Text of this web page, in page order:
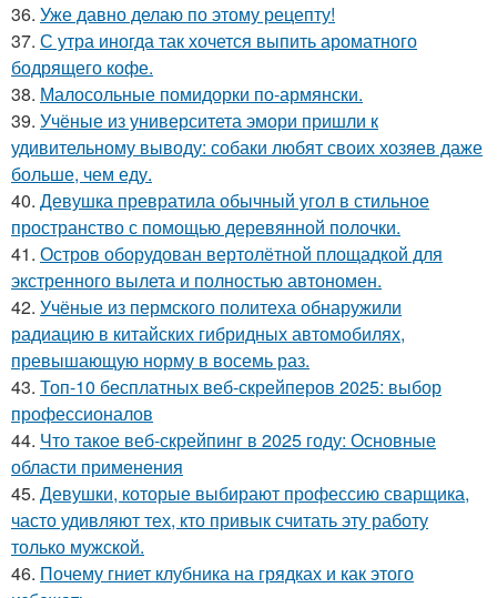
36. Уже давно делаю по этому рецепту!
37. С утра иногда так хочется выпить ароматного
бодрящего кофе.
38. Малосольные помидорки по-армянски.
39. Учёные из университета эмори пришли к
удивительному выводу: собаки любят своих хозяев даже
больше, чем еду.
40. Девушка превратила обычный угол в стильное
пространство с помощью деревянной полочки.
41. Остров оборудован вертолётной площадкой для
экстренного вылета и полностью автономен.
42. Учёные из пермского политеха обнаружили
радиацию в китайских гибридных автомобилях,
превышающую норму в восемь раз.
43. Топ-10 бесплатных веб-скрейперов 2025: выбор
профессионалов
44. Что такое веб-скрейпинг в 2025 году: Основные
области применения
45. Девушки, которые выбирают профессию сварщика,
часто удивляют тех, кто привык считать эту работу
только мужской.
46. Почему гниет клубника на грядках и как этого